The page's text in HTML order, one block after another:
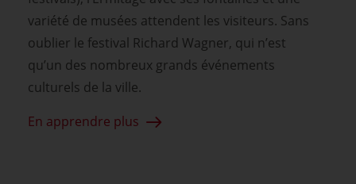
variété de musées attendent les visiteurs. Sans
oublier le festival Richard Wagner, qui n’est
qu’un des nombreux grands événements
culturels de la ville.
En apprendre plus